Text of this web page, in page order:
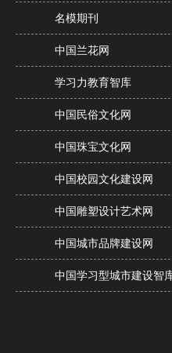
名模期刊
中国兰花网
学习力教育智库
中国民俗文化网
中国珠宝文化网
中国校园文化建设网
中国雕塑设计艺术网
中国城市品牌建设网
中国学习型城市建设智